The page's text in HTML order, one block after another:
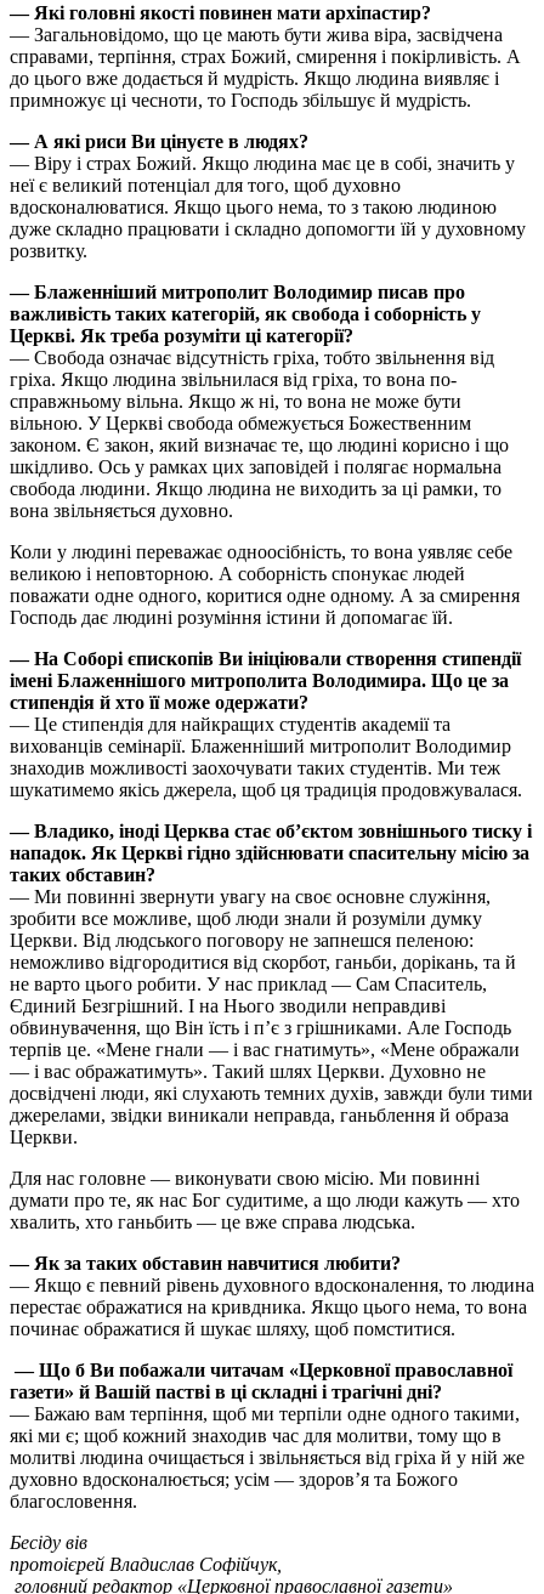
— Які головні якості повинен мати архіпастир?
— Загальновідомо, що це мають бути жива віра, засвідчена
справами, терпіння, страх Божий, смирення і покірливість. А
до цього вже додається й мудрість. Якщо людина виявляє і
примножує ці чесноти, то Господь збільшує й мудрість.
— А які риси Ви цінуєте в людях?
— Віру і страх Божий. Якщо людина має це в собі, значить у
неї є великий потенціал для того, щоб духовно
вдосконалюватися. Якщо цього нема, то з такою людиною
дуже складно працювати і складно допомогти їй у духов­ному
розвитку.
— Блаженніший митрополит Володимир писав про
важливість таких категорій, як свобода і соборність у
Церкві. Як треба розуміти ці категорії?
— Свобода означає відсутність гріха, тобто звільнення від
гріха. Якщо людина звільнилася від гріха, то вона по-
справжньому вільна. Якщо ж ні, то вона не може бути
вільною. У Церкві свобода обмежується Божественним
законом. Є закон, який визначає те, що людині корисно і що
шкідливо. Ось у рамках цих заповідей і полягає нормальна
свобода людини. Якщо людина не виходить за ці рамки, то
вона звільняється духовно.
Коли у людині переважає одноосібність, то вона уявляє себе
великою і неповторною. А соборність спонукає людей
поважати одне одного, коритися одне одному. А за смирення
Господь дає людині розуміння істини й допомагає їй.
— На Соборі єпископів Ви ініціювали створення стипендії
імені Блаженнішого митрополита Володимира. Що це за
стипендія й хто її може одержати?
— Це стипендія для найкращих студентів академії та
вихованців семінарії. Блаженніший митрополит Володимир
знаходив можливості заохочувати таких студентів. Ми теж
шукатимемо якісь джерела, щоб ця традиція продовжувалася.
— Владико, іноді Церква стає об’єктом зовнішнього тиску і
нападок. Як Церкві гідно здійснювати спасительну місію за
таких обставин?
— Ми повинні звернути увагу на своє основне служіння,
зробити все можливе, щоб люди знали й розуміли думку
Церкви. Від людського поговору не запнешся пеленою:
неможливо відгородитися від скорбот, ганьби, дорікань, та й
не варто цього робити. У нас приклад — Сам Спаситель,
Єдиний Безгрішний. І на Нього зводили неправдиві
обвинувачення, що Він їсть і п’є з грішниками. Але Господь
терпів це. «Мене гнали — і вас гнатимуть», «Мене ображали
— і вас ображатимуть». Такий шлях Церкви. Духовно не
досвідчені люди, які слухають темних духів, завжди були тими
джерелами, звідки виникали неправда, ганьблення й образа
Церкви.
Для нас головне — виконувати свою місію. Ми повинні
думати про те, як нас Бог судитиме, а що люди кажуть — хто
хвалить, хто ганьбить — це вже справа людська.
— Як за таких обставин навчитися любити?
— Якщо є певний рівень духовного вдосконалення, то людина
перестає ображатися на кривдника. Якщо цього нема, то вона
починає ображатися й шукає шляху, щоб помститися.
— Що б Ви побажали читачам «Церковної православної
газети» й Вашій пастві в ці складні і трагічні дні?
— Бажаю вам терпіння, щоб ми терпіли одне одного такими,
які ми є; щоб кожний знаходив час для молитви, тому що в
молитві людина очищається і звільняється від гріха й у ній же
духов­но вдосконалюється; усім — здоров’я та Божого
благословення.
Бесіду вів
протоієрей Владислав Софійчук,
головний редактор «Церковної православної газети»